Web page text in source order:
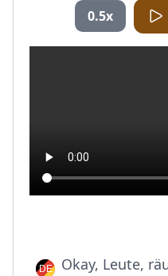
0.5x
Okay, Leute,